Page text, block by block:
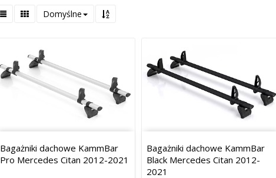
Domyślne
Bagażniki dachowe KammBar
Pro Mercedes Citan 2012-2021
Bagażniki dachowe KammBar
Black Mercedes Citan 2012-
2021